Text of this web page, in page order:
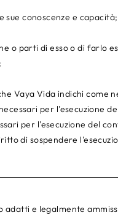
sue conoscenze e capacità;
o parti di esso o di farlo
Vaya Vida indichi come
per l'esecuzione
per l'esecuzione del
di sospendere
e legalmente